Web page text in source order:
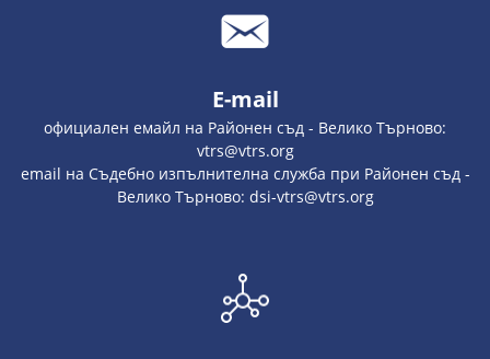
E-mail
официален емайл на Районен съд - Велико Търново:
vtrs@vtrs.org
email на Съдебно изпълнителна служба при Районен съд -
Велико Търново: dsi-vtrs@vtrs.org